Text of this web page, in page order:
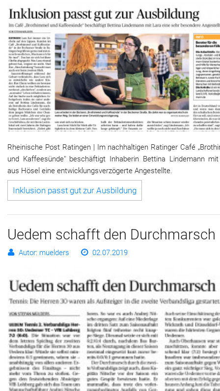
Rheinische Post Ratingen | Im nachhaltigen Ratinger Café
und Kaffeesünde" beschäftigt Inhaberin Bettina Lindemann
aus Hösel eine entwicklungsverzögerte Angestellte.
Inklusion passt gut zur Ausbildung
Uedem schafft den Durchmarsch
Autor: muelders 02.07.2019